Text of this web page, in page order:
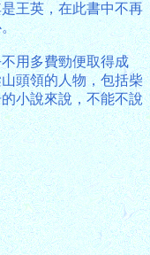
王英，在此書中不再
用多費勁便取得成
頭領的人物，包括柴
小說來說，不能不說